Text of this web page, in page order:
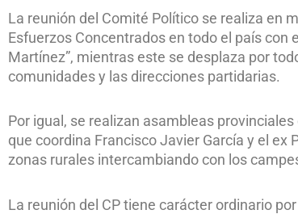
La reunión del Comité Político se realiza en
Esfuerzos Concentrados en todo el país con
Martínez”, mientras este se desplaza por
comunidades y las direcciones partidarias.
Por igual, se realizan asambleas
que coordina Francisco Javier García y el ex
zonas rurales intercambiando con los
La reunión del CP tiene carácter ordinario